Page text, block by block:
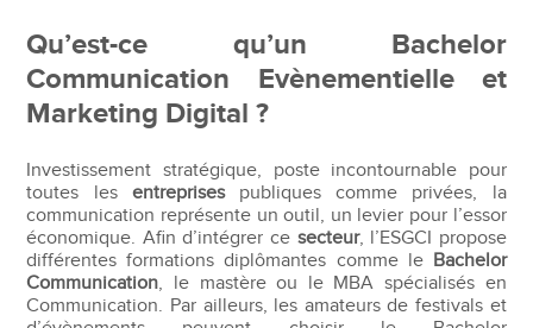
Qu’est-ce qu’un Bachelor
Communication Evènementielle et
Marketing Digital ?
Investissement stratégique, poste incontournable pour
toutes les entreprises publiques comme privées, la
communication représente un outil, un levier pour l’essor
économique. Afin d’intégrer ce secteur, l’ESGCI propose
différentes formations diplômantes comme le Bachelor
Communication, le mastère ou le MBA spécialisés en
Communication. Par ailleurs, les amateurs de festivals et